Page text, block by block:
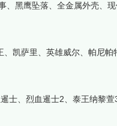
、黑鹰坠落、全金属外壳、
凯萨里、英雄威尔、帕尼帕
士、烈血暹士2、泰王纳黎萱